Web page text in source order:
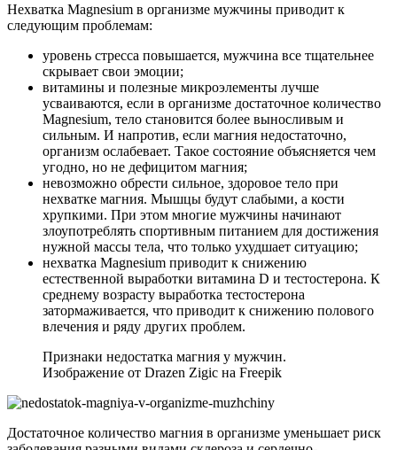
Нехватка Magnesium в организме мужчины приводит к
следующим проблемам:
уровень стресса повышается, мужчина все тщательнее
скрывает свои эмоции;
витамины и полезные микроэлементы лучше
усваиваются, если в организме достаточное количество
Magnesium, тело становится более выносливым и
сильным. И напротив, если магния недостаточно,
организм ослабевает. Такое состояние объясняется чем
угодно, но не дефицитом магния;
невозможно обрести сильное, здоровое тело при
нехватке магния. Мышцы будут слабыми, а кости
хрупкими. При этом многие мужчины начинают
злоупотреблять спортивным питанием для достижения
нужной массы тела, что только ухудшает ситуацию;
нехватка Magnesium приводит к снижению
естественной выработки витамина D и тестостерона. К
среднему возрасту выработка тестостерона
затормаживается, что приводит к снижению полового
влечения и ряду других проблем.
Признаки недостатка магния у мужчин.
Изображение от Drazen Zigic на Freepik
Достаточное количество магния в организме уменьшает риск